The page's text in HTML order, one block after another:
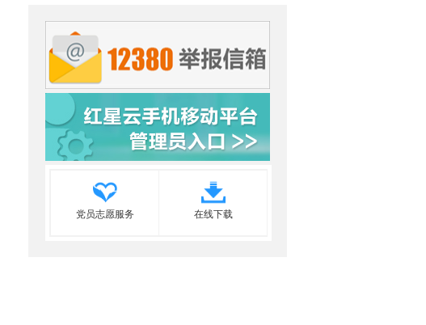
党员志愿服务 在线下载